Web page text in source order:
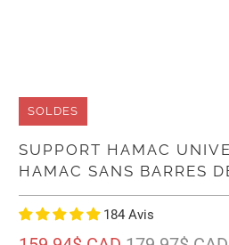
SOLDES
SUPPORT HAMAC
HAMAC SANS BARRES
184 Avis